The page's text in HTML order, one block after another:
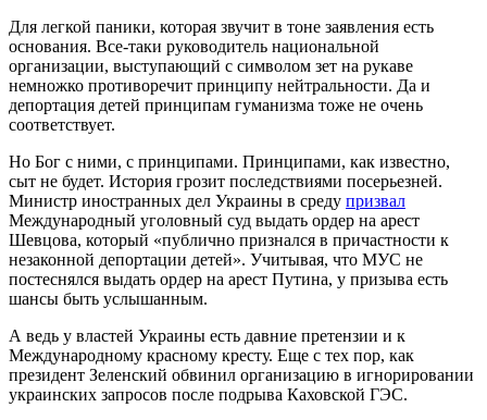
Для легкой паники, которая звучит в тоне заявления есть
основания. Все-таки руководитель национальной
организации, выступающий с символом зет на рукаве
немножко противоречит принципу нейтральности. Да и
депортация детей принципам гуманизма тоже не очень
соответствует.
Но Бог с ними, с принципами. Принципами, как известно,
сыт не будет. История грозит последствиями посерьезней.
Министр иностранных дел Украины в среду призвал
Международный уголовный суд выдать ордер на арест
Шевцова, который «публично признался в причастности к
незаконной депортации детей». Учитывая, что МУС не
постеснялся выдать ордер на арест Путина, у призыва есть
шансы быть услышанным.
А ведь у властей Украины есть давние претензии и к
Международному красному кресту. Еще с тех пор, как
президент Зеленский обвинил организацию в игнорировании
украинских запросов после подрыва Каховской ГЭС.